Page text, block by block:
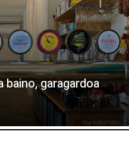
baino, garagardoa